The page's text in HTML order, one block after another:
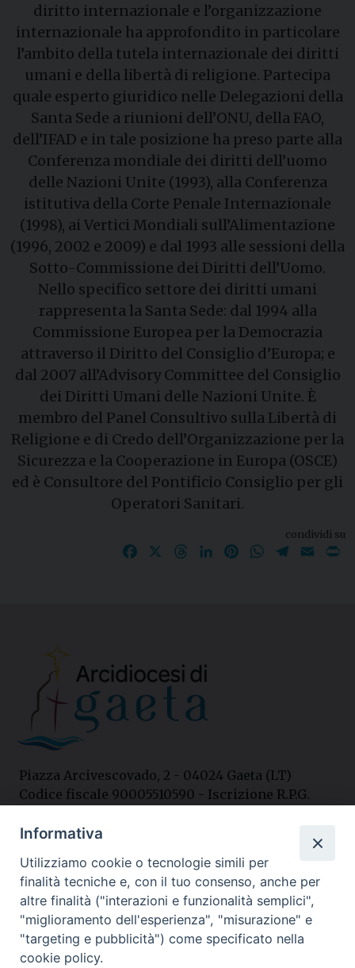
diritto internazionale e l’organizzazione
internazionale ha approfondito in particolare
l’ambito della tutela internazionale dei diritti
umani e della libertà di religione. Partecipa
quale esperto giuridico nelle Delegazioni della
Santa Sede a riunioni dell’ONU, della FAO,
dell’IFAD e in tale posizione ha preso parte alla
Conferenza mondiale dei diritti dell’uomo
delle Nazioni Unite (1993), alla Conferenza
istitutiva della Corte Penale Internazionale
(1998), ai Vertici Mondiali sull’Alimentazione
(1996, 2002 e 2009) e dal 1993 alle sessioni della
Sotto-Commissione dei Diritti dell’Uomo.
Nello specifico settore dei diritti umani
rappresenta la Santa Sede: dal 1994 alla
Commissione Europea per la Democrazia
attraverso il Diritto del Consiglio d’Europa; e
dal 2007 all’Advisory Committee del Consiglio
dei Diritti Umani delle Nazioni Unite. È
membro del Panel Consultivo sulla Libertà di
Religione e di Credo dell’Organizzazione per la
Sicurezza e la Cooperazione in Europa (OSCE)
ed è Consultore del Pontificio Consiglio per gli
Operatori Sanitari.
condividi su
Facebook ThreadsLinkedInPinterestWhatsApp
Telegram
Email
Piazza Arcivescovado, 2 - 04024 Gaeta (LT)
Codice fiscale 90005510590 - Iscrizione R.P.G.
Contatti
Curia
Tel. 0771.740341
Palazzo De Vio
Informativa
Utilizziamo cookie o tecnologie simili per
finalità tecniche e, con il tuo consenso, anche per
altre finalità ("interazioni e funzionalità semplici",
"miglioramento dell'esperienza", "misurazione" e
"targeting e pubblicità") come specificato nella
cookie policy.